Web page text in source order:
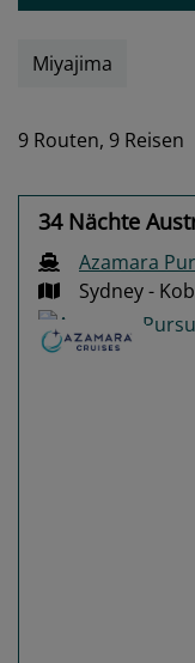
Miyajima
9 Routen, 9 Reisen
34 Nächte
Azamara
Sydney -